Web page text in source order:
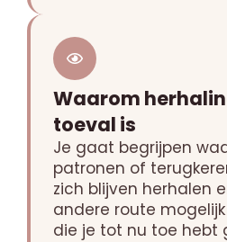
Waarom
toeval is
Je gaat begrijpen
patronen of
zich blijven herhalen
andere route
die je tot nu toe hebt